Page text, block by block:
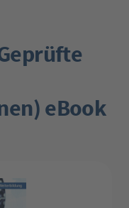
eBook